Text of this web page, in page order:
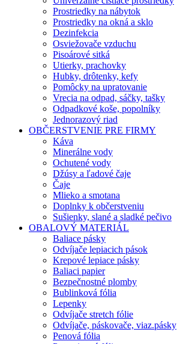
Prostriedky na nábytok
Prostriedky na okná a sklo
Dezinfekcia
Osviežovače vzduchu
Pisoárové sitká
Utierky, prachovky
Hubky, drôtenky, kefy
Pomôcky na upratovanie
Vrecia na odpad, sáčky, tašky
Odpadkové koše, popolníky
Jednorazový riad
OBČERSTVENIE PRE FIRMY
Káva
Minerálne vody
Ochutené vody
Džúsy a ľadové čaje
Čaje
Mlieko a smotana
Doplnky k občerstveniu
Sušienky, slané a sladké pečivo
OBALOVÝ MATERIÁL
Baliace pásky
Odvíjače lepiacich pások
Krepové lepiace pásky
Baliaci papier
Bezpečnostné plomby
Bublinková fólia
Lepenky
Odvíjače stretch fólie
Odvíjače, páskovače, viaz.pásky
Penová fólia